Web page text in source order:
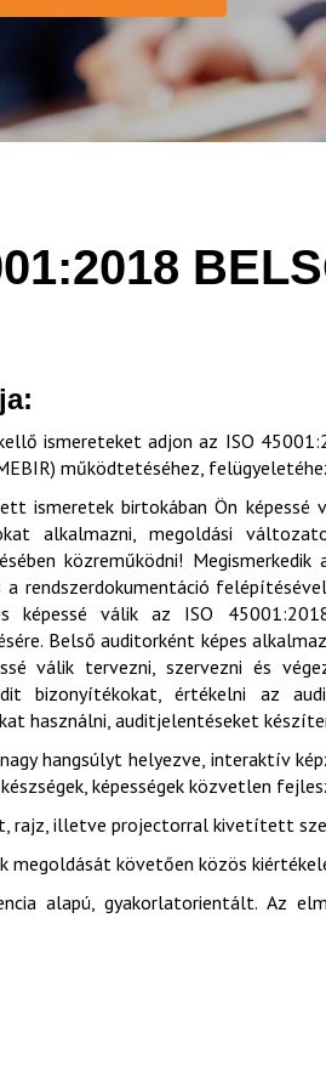
ismereteket adjon az ISO
működtetéséhez,
ismeretek birtokában Ön
alkalmazni, megoldási
közreműködni!
a rendszerdokumentáció
képessé válik az ISO
Belső auditorként képes
válik tervezni, szervezni és
bizonyítékokat, értékelni az
használni, auditjelentéseket
hangsúlyt helyezve, interaktív
képességek közvetlen
rajz, illetve projectorral kivetített
megoldását követően közös
alapú, gyakorlatorientált. Az